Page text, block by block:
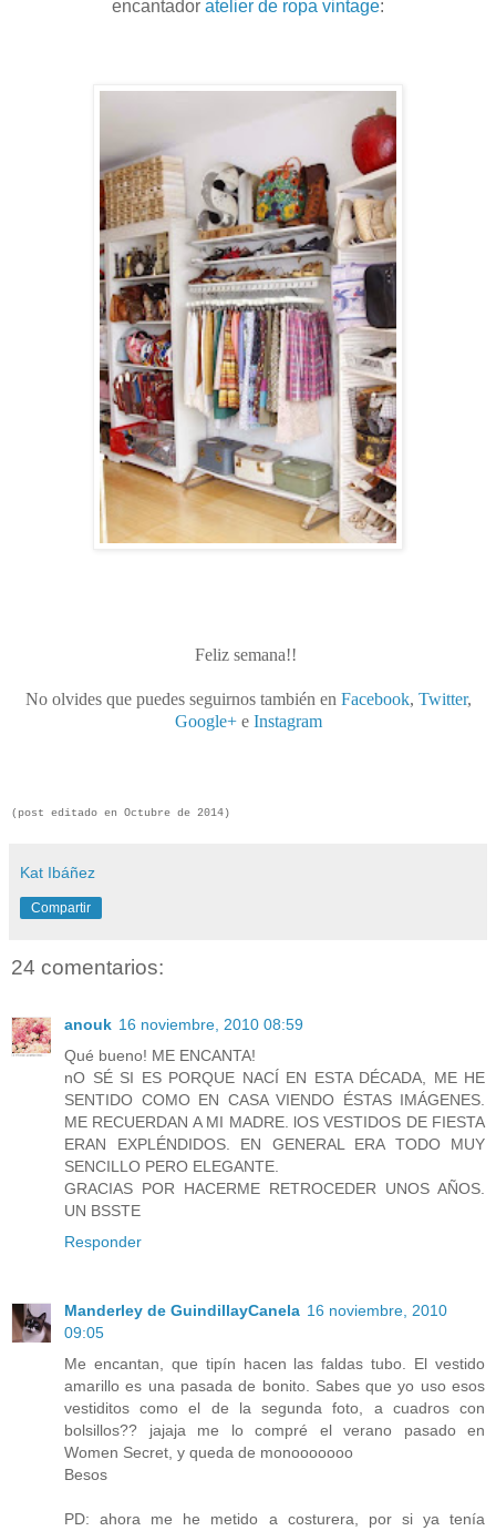
encantador atelier de ropa vintage:
Feliz semana!!
No olvides que puedes seguirnos también en Facebook, Twitter,
Google+e Instagram
(post editado en Octubre de 2014)
Kat Ibáñez
Compartir
24 comentarios:
anouk 16 noviembre, 2010 08:59
Qué bueno! ME ENCANTA!
nO SÉ SI ES PORQUE NACÍ EN ESTA DÉCADA, ME HE
SENTIDO COMO EN CASA VIENDO ÉSTAS IMÁGENES.
ME RECUERDAN A MI MADRE. lOS VESTIDOS DE FIESTA
ERAN EXPLÉNDIDOS. EN GENERAL ERA TODO MUY
SENCILLO PERO ELEGANTE.
GRACIAS POR HACERME RETROCEDER UNOS AÑOS.
UN BSSTE
Responder
Manderley de GuindillayCanela 16 noviembre, 2010
09:05
Me encantan, que tipín hacen las faldas tubo. El vestido
amarillo es una pasada de bonito. Sabes que yo uso esos
vestiditos como el de la segunda foto, a cuadros con
bolsillos?? jajaja me lo compré el verano pasado en
Women Secret, y queda de monooooooo
Besos
PD: ahora me he metido a costurera, por si ya tenía